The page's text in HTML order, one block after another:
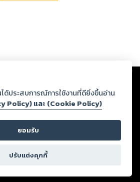
ดผ่านเว็บไซต์และปรากฏว่าละเมิดสิทธิใน
หรือขัดต่อกฎหมายและศีลธรรม ดังนั้น ผู้อ่าน
ารกลั่นกรองด้วยตนเอง และหากท่านพบว่าส่วน
ธรรม กรุณาแจ้งมายังบริษัท เพื่อทีมงานจะได้
อรี่ล็อกขอสงวนลิขสิทธิ์ตามพระราชบัญญัติ
ด้ประสบการณ์การใช้งานที่ดียิ่งขึ้นอ่าน
Policy) และ (Cookie Policy)
ยอมรับ
ปรับแต่งคุกกี้